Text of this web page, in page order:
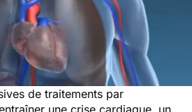
de traitements par
une crise cardiaque, un